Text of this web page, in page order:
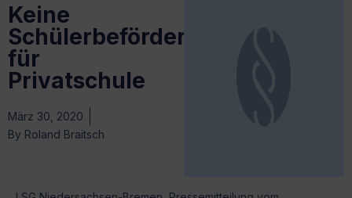
Keine
Schülerbeförderungskosten
für
Privatschule
März 30, 2020
By Roland Braitsch